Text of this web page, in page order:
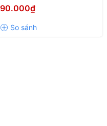
LED ARGB (MÀU ĐEN/ 9CM/
LED TÂM VÔ CỰC)
90.000₫